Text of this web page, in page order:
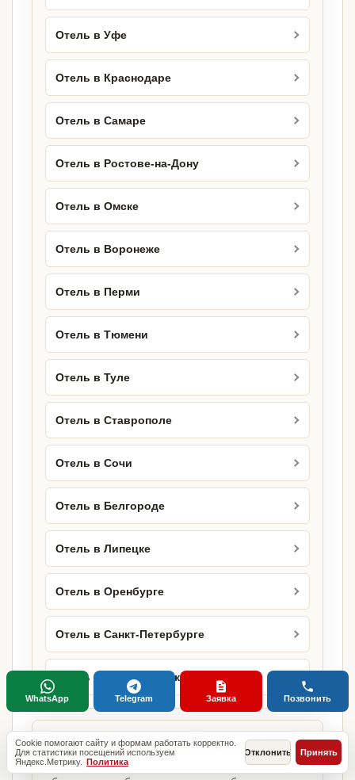
Отель в Уфе
Отель в Краснодаре
Отель в Самаре
Отель в Ростове-на-Дону
Отель в Омске
Отель в Воронеже
Отель в Перми
Отель в Тюмени
Отель в Туле
Отель в Ставрополе
Отель в Сочи
Отель в Белгороде
Отель в Липецке
Отель в Оренбурге
Отель в Санкт-Петербурге
Отель в Новосибирске
Базовые разделы по этому запросу
Родительские страницы дают более широкий
Cookie помогают сайту и формам работать корректно.
Для статистики посещений используем
Яндекс.Метрику. Политика
Отклонить Принять
WhatsApp Telegram Заявка Позвонить